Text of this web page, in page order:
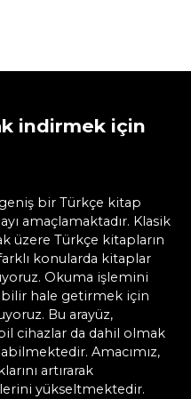
indirmek için
bir Türkçe kitap
amaçlamaktadır. Klasik
üzere Türkçe kitapların
konularda kitaplar
Okuma işlemini
hale getirmek için
Bu arayüz,
cihazlar da dahil olmak
Amacımız,
artırarak
yükseltmektedir.